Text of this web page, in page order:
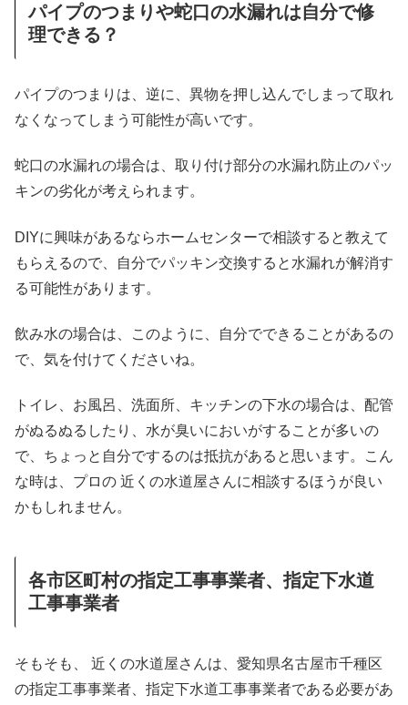
パイプのつまりや蛇口の水漏れは自分で修
理できる？
パイプのつまりは、逆に、異物を押し込んでしまって取れ
なくなってしまう可能性が高いです。
蛇口の水漏れの場合は、取り付け部分の水漏れ防止のパッ
キンの劣化が考えられます。
DIYに興味があるならホームセンターで相談すると教えて
もらえるので、自分でパッキン交換すると水漏れが解消す
る可能性があります。
飲み水の場合は、このように、自分でできることがあるの
で、気を付けてくださいね。
トイレ、お風呂、洗面所、キッチンの下水の場合は、配管
がぬるぬるしたり、水が臭いにおいがすることが多いの
で、ちょっと自分でするのは抵抗があると思います。こん
な時は、プロの 近くの水道屋さんに相談するほうが良い
かもしれません。
各市区町村の指定工事事業者、指定下水道
工事事業者
そもそも、 近くの水道屋さんは、愛知県名古屋市千種区
の指定工事事業者、指定下水道工事事業者である必要があ